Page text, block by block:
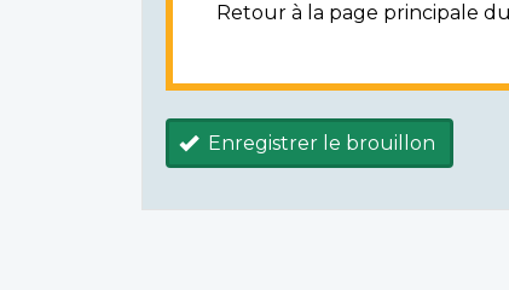
Retour à la page principale du
Enregistrer le brouillon